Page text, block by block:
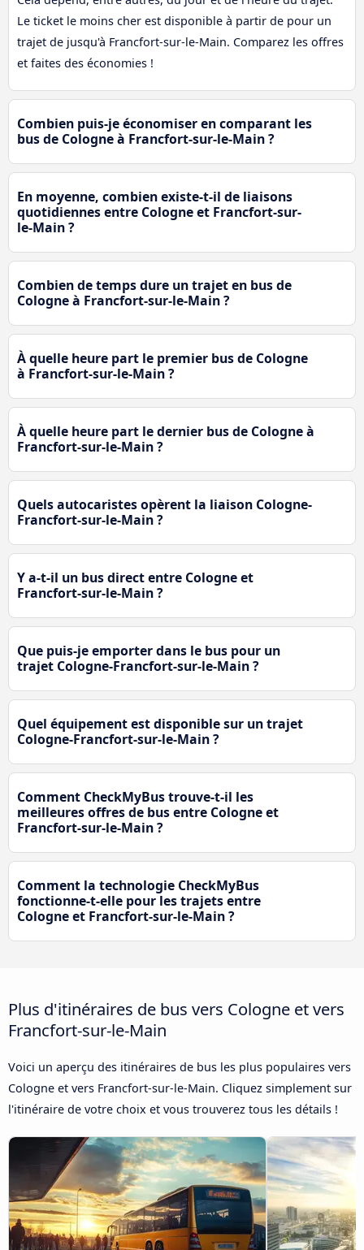
Le ticket le moins cher est disponible à partir de pour un
trajet de jusqu'à Francfort-sur-le-Main. Comparez les offres
et faites des économies !
Combien puis-je économiser en comparant les
bus de Cologne à Francfort-sur-le-Main ?
En moyenne, combien existe-t-il de liaisons
quotidiennes entre Cologne et Francfort-sur-
le-Main ?
Combien de temps dure un trajet en bus de
Cologne à Francfort-sur-le-Main ?
À quelle heure part le premier bus de Cologne
à Francfort-sur-le-Main ?
À quelle heure part le dernier bus de Cologne à
Francfort-sur-le-Main ?
Quels autocaristes opèrent la liaison Cologne-
Francfort-sur-le-Main ?
Y a-t-il un bus direct entre Cologne et
Francfort-sur-le-Main ?
Que puis-je emporter dans le bus pour un
trajet Cologne-Francfort-sur-le-Main ?
Quel équipement est disponible sur un trajet
Cologne-Francfort-sur-le-Main ?
Comment CheckMyBus trouve-t-il les
meilleures offres de bus entre Cologne et
Francfort-sur-le-Main ?
Comment la technologie CheckMyBus
fonctionne-t-elle pour les trajets entre
Cologne et Francfort-sur-le-Main ?
Plus d'itinéraires de bus vers Cologne et vers
Francfort-sur-le-Main
Voici un aperçu des itinéraires de bus les plus populaires vers
Cologne et vers Francfort-sur-le-Main. Cliquez simplement sur
l'itinéraire de votre choix et vous trouverez tous les détails !